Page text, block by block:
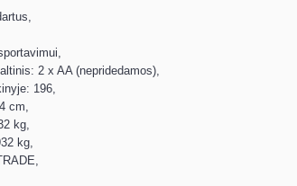
2 x AA (nepridedamos),
196,
cm,
kg,
kg,